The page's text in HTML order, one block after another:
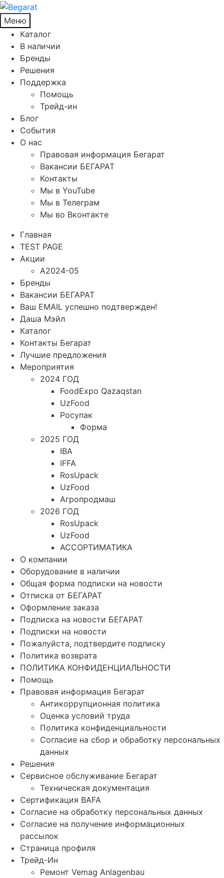
Меню
Каталог
В наличии
Бренды
Решения
Поддержка
Помощь
Трейд-ин
Блог
События
О нас
Правовая информация Бегарат
Вакансии БЕГАРАТ
Контакты
Мы в YouTube
Мы в Телеграм
Мы во Вконтакте
Главная
TEST PAGE
Акции
A2024-05
Бренды
Вакансии БЕГАРАТ
Ваш EMAIL успешно подтвержден!
Даша Мэйл
Каталог
Контакты Бегарат
Лучшие предложения
Мероприятия
2024 ГОД
FoodExpo Qazaqstan
UzFood
Росупак
Форма
2025 ГОД
IBA
IFFA
RosUpack
UzFood
Агропродмаш
2026 ГОД
RosUpack
UzFood
АССОРТИМАТИКА
О компании
Оборудование в наличии
Общая форма подписки на новости
Отписка от БЕГАРАТ
Оформление заказа
Подписка на новости БЕГАРАТ
Подписки на новости
Пожалуйста, подтвердите подписку
Политика возврата
ПОЛИТИКА КОНФИДЕНЦИАЛЬНОСТИ
Помощь
Правовая информация Бегарат
Антикоррупционная политика
Оценка условий труда
Политика конфиденциальности
Согласие на сбор и обработку персональных
данных
Решения
Сервисное обслуживание Бегарат
Техническая документация
Сертификация BAFA
Согласие на обработку персональных данных
Согласие на получение информационных
рассылок
Страница профиля
Трейд-Ин
Ремонт Vemag Anlagenbau